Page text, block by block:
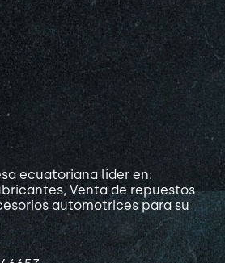
ecuatoriana líder en:
Venta de repuestos
automotrices para su